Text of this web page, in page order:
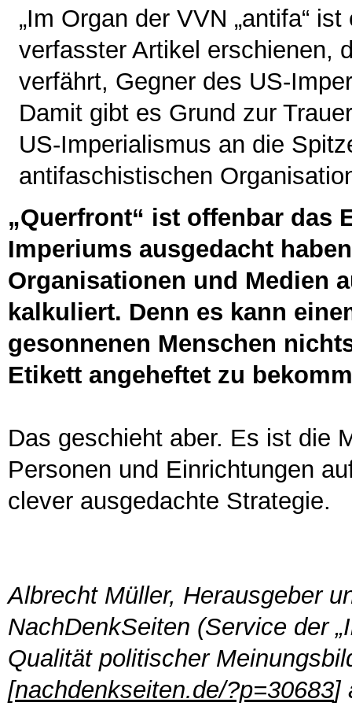
„Im Organ der VVN „antifa“
verfasster Artikel erschienen,
verfährt, Gegner des US-
Damit gibt es Grund zur
US-Imperialismus an die
antifaschistischen
„Querfront“ ist offenbar das
Imperiums ausgedacht
Organisationen und Medien
kalkuliert. Denn es kann
gesonnenen Menschen
Etikett angeheftet zu
Das geschieht aber. Es ist die
Personen und Einrichtungen
clever ausgedachte Strategie.
Albrecht Müller, Herausgeber
NachDenkSeiten (Service der
Qualität politischer
[nachdenkseiten.de/?p=30683]